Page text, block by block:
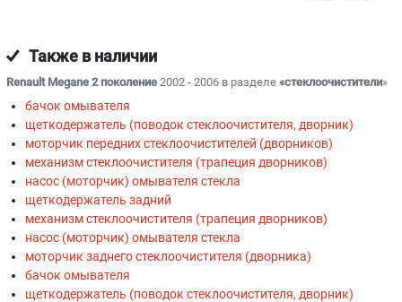
Также в наличии
Renault Megane 2 поколение 2002 - 2006 в разделе «стеклоочистители»
бачок омывателя
щеткодержатель (поводок стеклоочистителя, дворник)
моторчик передних стеклоочистителей (дворников)
механизм стеклоочистителя (трапеция дворников)
насос (моторчик) омывателя стекла
щеткодержатель задний
механизм стеклоочистителя (трапеция дворников)
насос (моторчик) омывателя стекла
моторчик заднего стеклоочистителя (дворника)
бачок омывателя
щеткодержатель (поводок стеклоочистителя, дворник)